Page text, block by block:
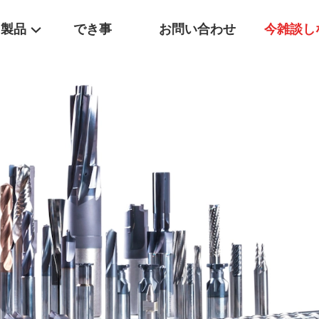
製品 でき事 お問い合わせ 今雑談し